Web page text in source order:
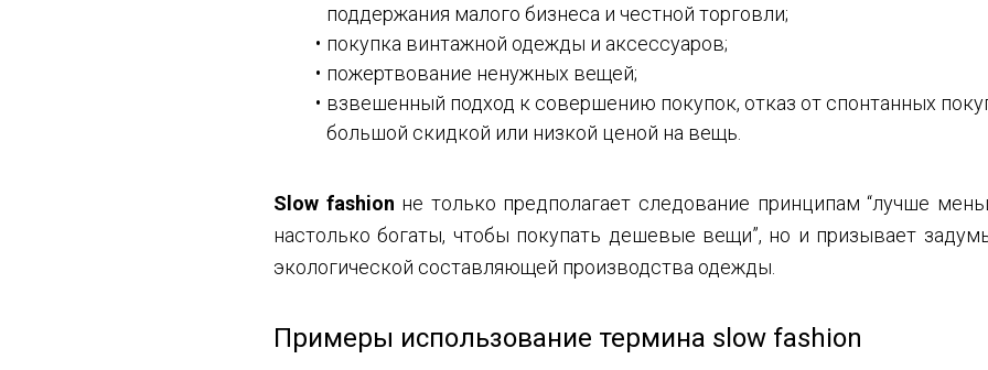
поддержания малого бизнеса и честной торговли;
покупка винтажной одежды и аксессуаров;
пожертвование ненужных вещей;
взвешенный подход к совершению покупок, отказ от спонтанных
большой скидкой или низкой ценой на вещь.
Slow fashion не только предполагает следование принципам “лучше
настолько богаты, чтобы покупать дешевые вещи”, но и призывает
экологической составляющей производства одежды.
Примеры использование термина slow fashion